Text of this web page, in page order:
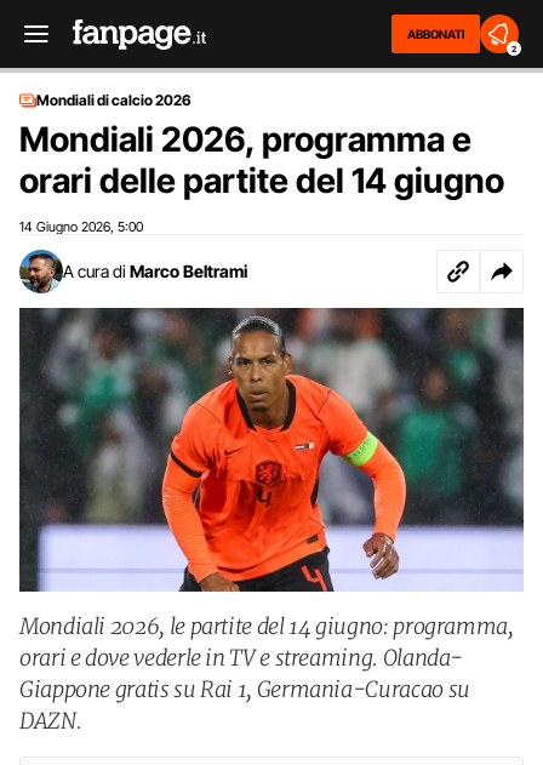
ABBONATI
2
Mondiali di calcio 2026
Mondiali 2026, programma e
orari delle partite del 14 giugno
14 Giugno 2026 5:00
A cura di Marco Beltrami
Mondiali 2026, le partite del 14 giugno: programma,
orari e dove vederle in TV e streaming. Olanda-
Giappone gratis su Rai 1, Germania-Curacao su
DAZN.